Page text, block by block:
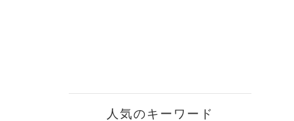
人気のキーワード